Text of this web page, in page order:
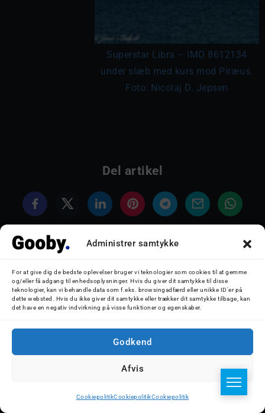
Administrer samtykke
For at give dig de bedste oplevelser bruger vi teknologier som cookies til at gemme
og/eller få adgang til enhedsoplysninger. Hvis du giver dit samtykke til disse
teknologier, kan vi behandle data som f.eks. browsingadfærd eller unikke ID'er på
dette websted. Hvis du ikke giver dit samtykke eller trækker dit samtykke tilbage, kan
det have en negativ indvirkning på visse funktioner og egenskaber.
Godkend
Afvis
CookiepolitikCookiepolitikCookiepolitik
Superstar Libra – IMO 8612134
under slæb med kurs mod Piræus.
Foto: Nicolaj D. Jepsen
Del artikel